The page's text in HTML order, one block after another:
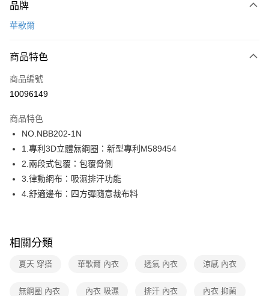
信用卡一次付款
LINE Pay
街口支付
運送方式
全家取貨付款
每筆NT$80，滿NT$1,000(含以上)免運費
付款後全家取貨
每筆NT$80，滿NT$1,000(含以上)免運費
付款後7-11取貨
品牌
華歌爾
商品特色
商品編號
10096149
商品特色
NO.NBB202-1N
1.專利3D立體無鋼圈：新型專利M589454
2.兩段式包覆：包覆脅側
3.律動網布：吸濕排汗功能
4.舒適邊布：四方彈隨意裁布料
相關分類
夏天 穿搭 華歌爾 內衣 透氣 內衣 涼感 內衣
無鋼圈 內衣 內衣 吸濕 排汗 內衣 內衣 抑菌